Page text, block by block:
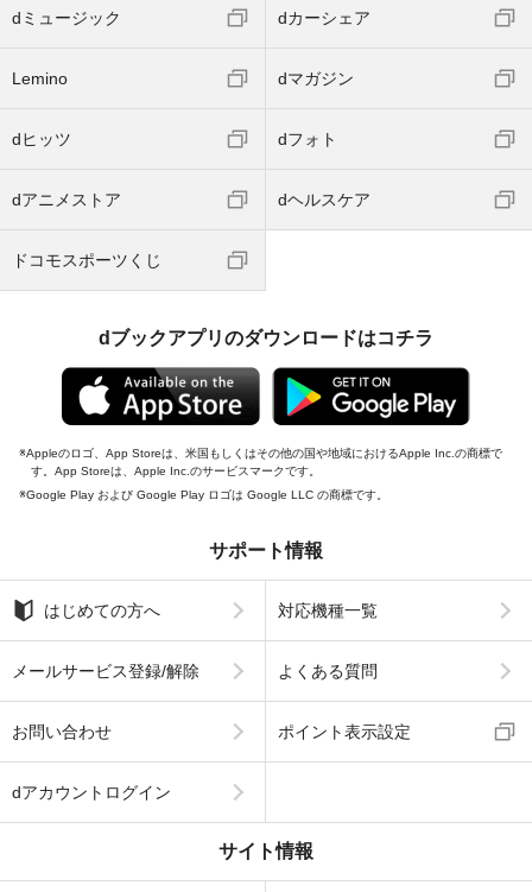
dミュージック dカーシェア
Lemino dマガジン
dヒッツ dフォト
dアニメストア dヘルスケア
ドコモスポーツくじ
dブックアプリのダウンロードはコチラ
Appleのロゴ、App Storeは、米国もしくはその他の国や地域におけるApple Inc.の商標で
す。App Storeは、Apple Inc.のサービスマークです。
Google Play および Google Play ロゴは Google LLC の商標です。
サポート情報
はじめての方へ 対応機種一覧
メールサービス登録/解除 よくある質問
お問い合わせ ポイント表示設定
dアカウントログイン
サイト情報